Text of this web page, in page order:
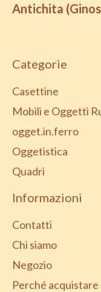
Antichita
Categorie
Casettine
Mobili e Oggetti
ogget.in.ferro
Oggetistica
Quadri
Informazioni
Contatti
Chi siamo
Negozio
Perché acquistare